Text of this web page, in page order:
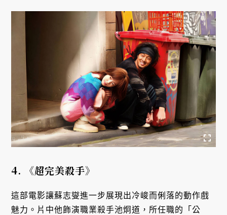
4. 《超完美殺手》
這部電影讓蘇志燮進一步展現出冷峻而俐落的動作戲
魅力。片中他飾演職業殺手池炯道，所任職的「公